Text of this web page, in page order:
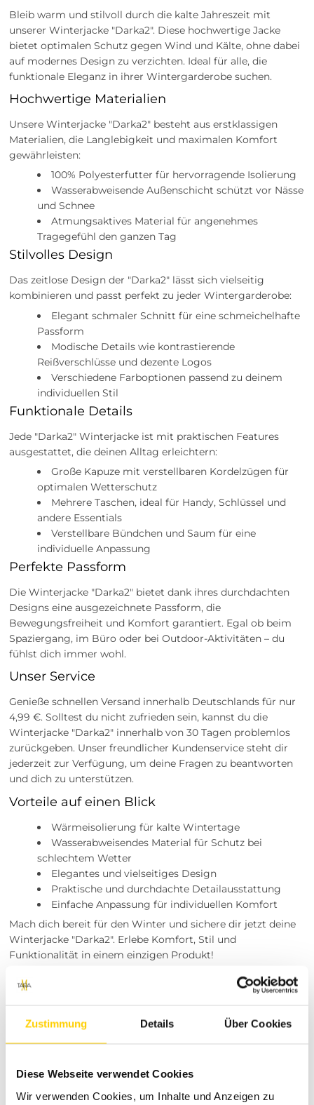
Zustimmung Details Über Cookies
Diese Webseite verwendet Cookies
Wir verwenden Cookies, um Inhalte und Anzeigen zu
Bleib warm und stilvoll durch die kalte Jahreszeit mit
unserer Winterjacke "Darka2". Diese hochwertige Jacke
bietet optimalen Schutz gegen Wind und Kälte, ohne dabei
auf modernes Design zu verzichten. Ideal für alle, die
funktionale Eleganz in ihrer Wintergarderobe suchen.
Hochwertige Materialien
Unsere Winterjacke "Darka2" besteht aus erstklassigen
Materialien, die Langlebigkeit und maximalen Komfort
gewährleisten:
100% Polyesterfutter für hervorragende Isolierung
Wasserabweisende Außenschicht schützt vor Nässe
und Schnee
Atmungsaktives Material für angenehmes
Tragegefühl den ganzen Tag
Stilvolles Design
Das zeitlose Design der "Darka2" lässt sich vielseitig
kombinieren und passt perfekt zu jeder Wintergarderobe:
Elegant schmaler Schnitt für eine schmeichelhafte
Passform
Modische Details wie kontrastierende
Reißverschlüsse und dezente Logos
Verschiedene Farboptionen passend zu deinem
individuellen Stil
Funktionale Details
Jede "Darka2" Winterjacke ist mit praktischen Features
ausgestattet, die deinen Alltag erleichtern:
Große Kapuze mit verstellbaren Kordelzügen für
optimalen Wetterschutz
Mehrere Taschen, ideal für Handy, Schlüssel und
andere Essentials
Verstellbare Bündchen und Saum für eine
individuelle Anpassung
Perfekte Passform
Die Winterjacke "Darka2" bietet dank ihres durchdachten
Designs eine ausgezeichnete Passform, die
Bewegungsfreiheit und Komfort garantiert. Egal ob beim
Spaziergang, im Büro oder bei Outdoor-Aktivitäten – du
fühlst dich immer wohl.
Unser Service
Genieße schnellen Versand innerhalb Deutschlands für nur
4,99 €. Solltest du nicht zufrieden sein, kannst du die
Winterjacke "Darka2" innerhalb von 30 Tagen problemlos
zurückgeben. Unser freundlicher Kundenservice steht dir
jederzeit zur Verfügung, um deine Fragen zu beantworten
und dich zu unterstützen.
Vorteile auf einen Blick
Wärmeisolierung für kalte Wintertage
Wasserabweisendes Material für Schutz bei
schlechtem Wetter
Elegantes und vielseitiges Design
Praktische und durchdachte Detailausstattung
Einfache Anpassung für individuellen Komfort
Mach dich bereit für den Winter und sichere dir jetzt deine
Winterjacke "Darka2". Erlebe Komfort, Stil und
Funktionalität in einem einzigen Produkt!
Besuche unsere Stores
anprobieren? Besuche einen unserer Tara-M Stores in
Dinslaken, Borken, Rheine, Herne, Bocholt, Coesfeld,